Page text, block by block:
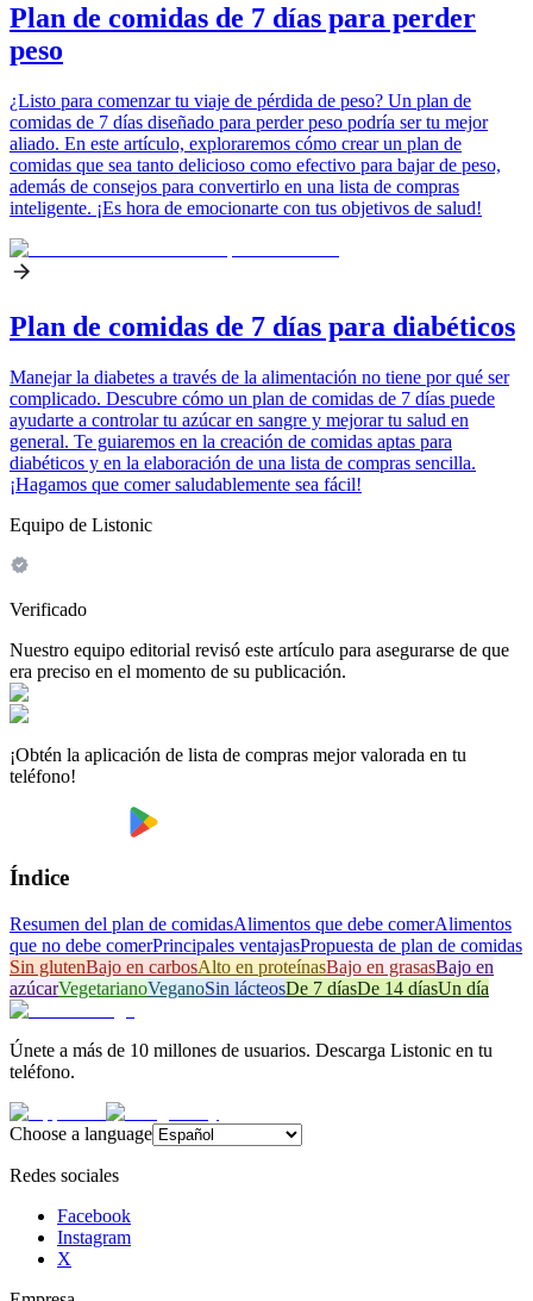
Plan de comidas de 7 días para perder
peso
¿Listo para comenzar tu viaje de pérdida de peso? Un plan de
comidas de 7 días diseñado para perder peso podría ser tu mejor
aliado. En este artículo, exploraremos cómo crear un plan de
comidas que sea tanto delicioso como efectivo para bajar de peso,
además de consejos para convertirlo en una lista de compras
inteligente. ¡Es hora de emocionarte con tus objetivos de salud!
Plan de comidas de 7 días para diabéticos
Manejar la diabetes a través de la alimentación no tiene por qué ser
complicado. Descubre cómo un plan de comidas de 7 días puede
ayudarte a controlar tu azúcar en sangre y mejorar tu salud en
general. Te guiaremos en la creación de comidas aptas para
diabéticos y en la elaboración de una lista de compras sencilla.
¡Hagamos que comer saludablemente sea fácil!
Equipo de Listonic
Verificado
Nuestro equipo editorial revisó este artículo para asegurarse de que
era preciso en el momento de su publicación.
¡Obtén la aplicación de lista de compras mejor valorada en tu
teléfono!
Índice
Resumen del plan de comidasAlimentos que debe comerAlimentos
que no debe comerPrincipales ventajasPropuesta de plan de comidas
Sin glutenBajo en carbosAlto en proteínasBajo en grasasBajo en
azúcarVegetarianoVeganoSin lácteosDe 7 díasDe 14 díasUn día
Únete a más de 10 millones de usuarios. Descarga Listonic en tu
teléfono.
Choose a language
Redes sociales
Facebook
Instagram
X